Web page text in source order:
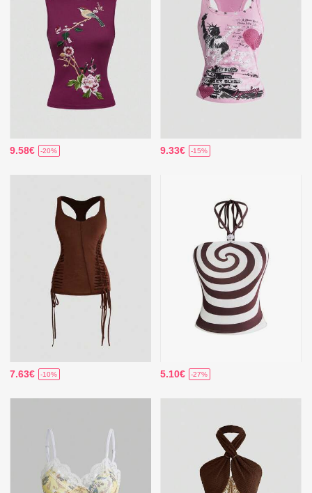
9.58€ -20% 9.33€ -15%
7.63€ -10% 5.10€ -27%